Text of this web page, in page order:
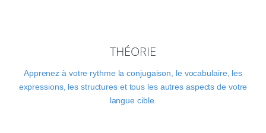
THÉORIE
Apprenez à votre rythme la conjugaison, le vocabulaire, les
expressions, les structures et tous les autres aspects de votre
langue cible.